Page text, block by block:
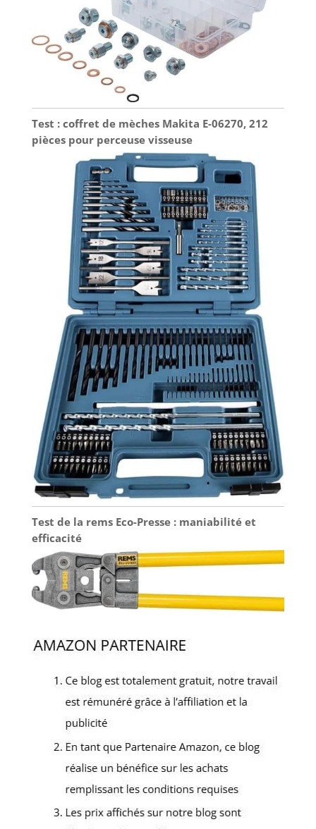
Test : coffret de mèches Makita E-06270, 212
pièces pour perceuse visseuse
Test de la rems Eco-Presse : maniabilité et
efficacité